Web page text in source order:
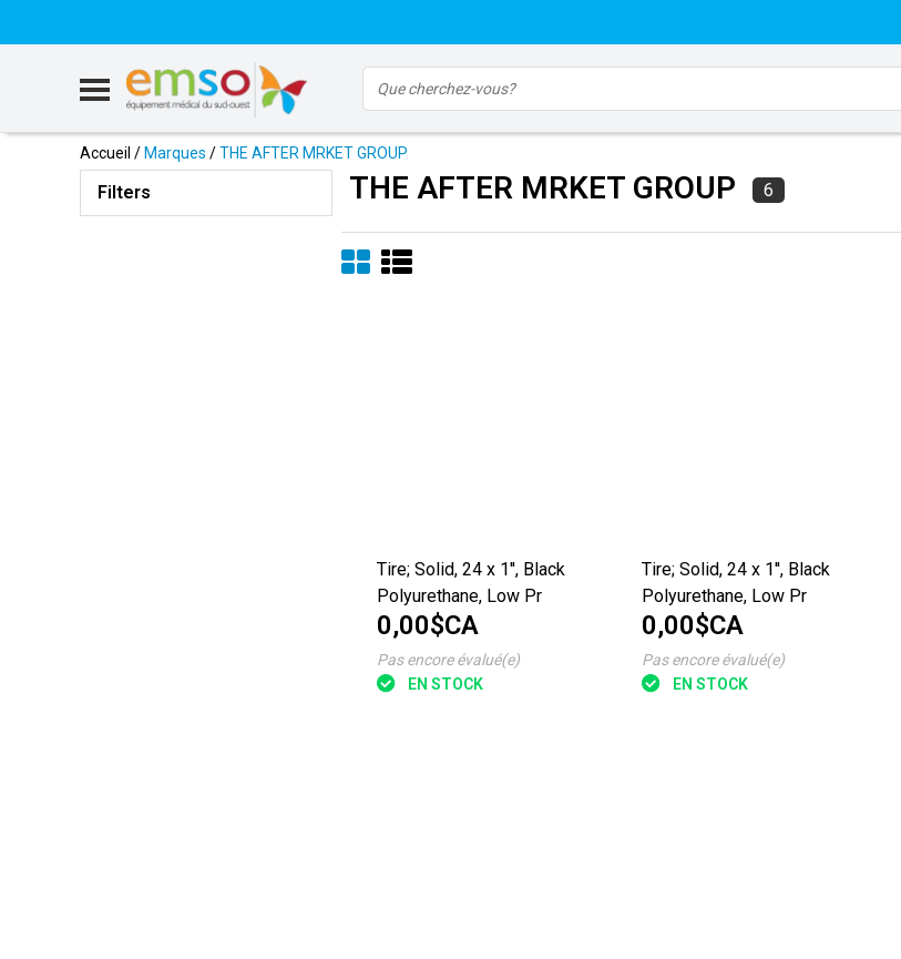
Accueil /Marques /THE AFTER MRKET GROUP
Filters THE AFTER MRKET GROUP 6
Tire; Solid, 24 x 1'', Black
Polyurethane, Low Pr
0,00$CA
Pas encore évalué(e)
EN STOCK
Tire; Solid, 24 x 1'', Black
Polyurethane, Low Pr
0,00$CA
Pas encore évalué(e)
EN STOCK